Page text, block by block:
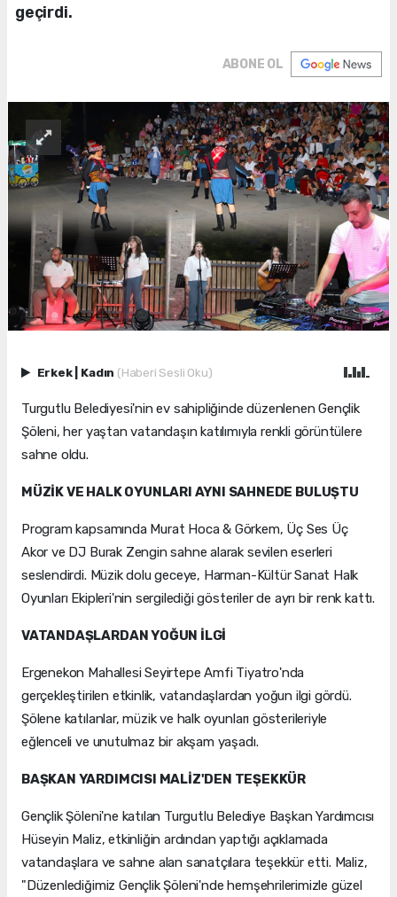
geçirdi.
ABONE OL
Erkek Kadın (Haberi Sesli Oku)
Turgutlu Belediyesi'nin ev sahipliğinde düzenlenen Gençlik
Şöleni, her yaştan vatandaşın katılımıyla renkli görüntülere
sahne oldu.
MÜZİK VE HALK OYUNLARI AYNI SAHNEDE BULUŞTU
Program kapsamında Murat Hoca & Görkem, Üç Ses Üç
Akor ve DJ Burak Zengin sahne alarak sevilen eserleri
seslendirdi. Müzik dolu geceye, Harman-Kültür Sanat Halk
Oyunları Ekipleri'nin sergilediği gösteriler de ayrı bir renk kattı.
VATANDAŞLARDAN YOĞUN İLGİ
Ergenekon Mahallesi Seyirtepe Amfi Tiyatro'nda
gerçekleştirilen etkinlik, vatandaşlardan yoğun ilgi gördü.
Şölene katılanlar, müzik ve halk oyunları gösterileriyle
eğlenceli ve unutulmaz bir akşam yaşadı.
BAŞKAN YARDIMCISI MALİZ'DEN TEŞEKKÜR
Gençlik Şöleni'ne katılan Turgutlu Belediye Başkan Yardımcısı
Hüseyin Maliz, etkinliğin ardından yaptığı açıklamada
vatandaşlara ve sahne alan sanatçılara teşekkür etti. Maliz,
"Düzenlediğimiz Gençlik Şöleni'nde hemşehrilerimizle güzel